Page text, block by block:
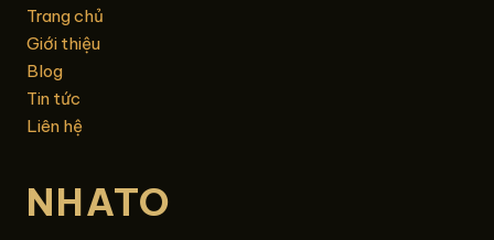
Trang chủ
Giới thiệu
Blog
Tin tức
Liên hệ
NHATO